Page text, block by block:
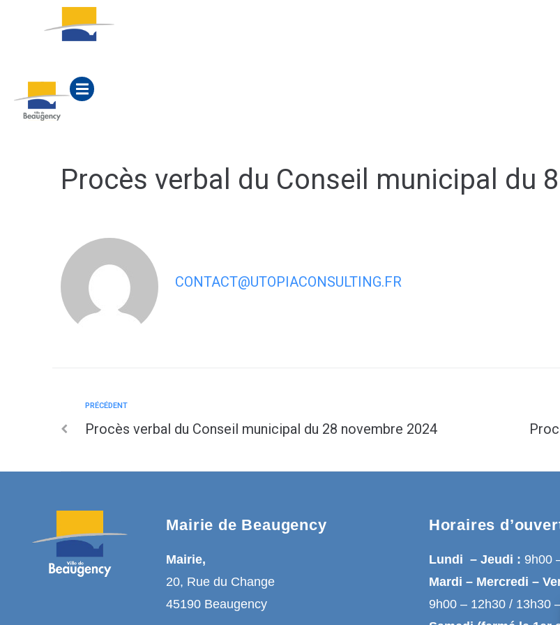
Procès verbal du Conseil municipal du
CONTACT@UTOPIACONSULTING.FR
PRÉCÉDENT
Procès verbal du Conseil municipal du 28 novembre 2024
Mairie de Beaugency
Mairie,
20, Rue du Change
45190 Beaugency
Horaires
Lundi – Jeudi : 9h00
Mardi – Mercredi –
9h00 – 12h30 / 13h30 –